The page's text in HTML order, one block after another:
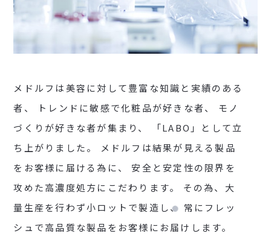
メドルフは美容に対して豊富な知識と実績のある
者、
トレンドに敏感で化粧品が好きな者、
モノ
づくりが好きな者が集まり、
「LABO」として立
ち上がりました。
メドルフは結果が見える製品
をお客様に届ける為に、
安全と安定性の限界を
攻めた高濃度処方にこだわります。
その為、大
量生産を行わず小ロットで製造し、 常にフレッ
シュで高品質な製品をお客様にお届けします。